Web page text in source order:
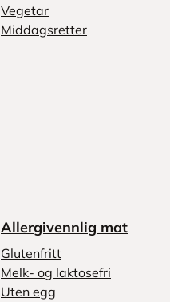
Vegetar
Middagsretter
Allergivennlig mat
Glutenfritt
Melk- og laktosefri
Uten egg